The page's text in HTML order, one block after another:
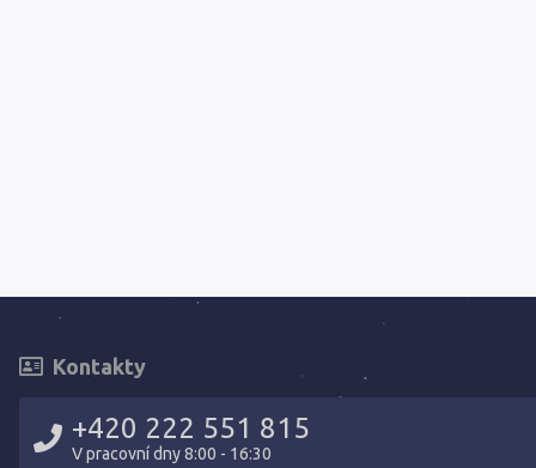
Kontakty
+420 222 551 815
V pracovní dny 8:00 - 16:30